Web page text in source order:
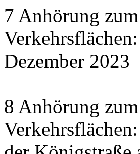
7 Anhörung
Dezember 2023
8 Anhörung